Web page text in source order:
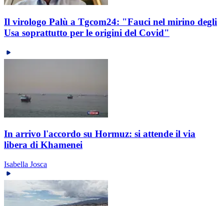
Il virologo Palù a Tgcom24: "Fauci nel mirino degli
Usa soprattutto per le origini del Covid"
In arrivo l'accordo su Hormuz: si attende il via
libera di Khamenei
Isabella Josca